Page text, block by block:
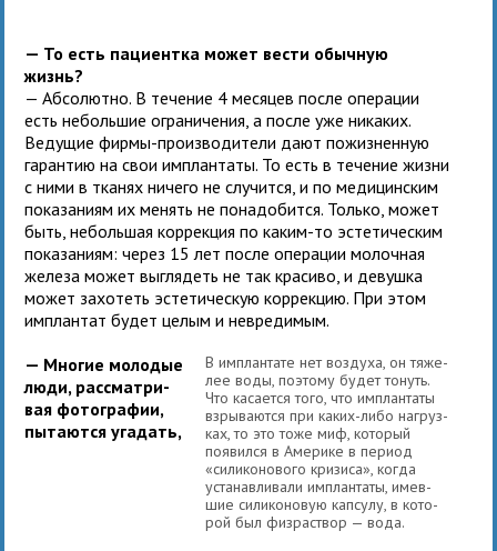
— То есть паци­ентка может вести обыч­ную
жизнь?
— Абсолютно. В тече­ние 4 меся­цев после опе­ра­ции
есть неболь­шие огра­ни­че­ния, а после уже ника­ких.
Ведущие фирмы-про­из­во­ди­тели дают пожиз­нен­ную
гаран­тию на свои имплан­таты. То есть в тече­ние жизни
с ними в тка­нях ничего не слу­чится, и по меди­цин­ским
пока­за­ниям их менять не пона­до­бится. Только, может
быть, неболь­шая кор­рек­ция по каким-то эсте­ти­че­ским
пока­за­ниям: через 15 лет после опе­ра­ции молоч­ная
железа может выгля­деть не так кра­сиво, и девушка
может захо­теть эсте­ти­че­скую кор­рек­цию. При этом
имплан­тат будет целым и невредимым.
В имплан­тате нет воз­духа, он тяже­
лее воды, поэтому будет тонуть.
Что каса­ется того, что имплан­таты
взры­ва­ются при каких-либо нагруз­
ках, то это тоже миф, кото­рый
появился в Америке в период
«сили­ко­но­вого кри­зиса», когда
уста­нав­ли­вали имплан­таты, имев­
шие сили­ко­но­вую кап­сулу, в кото­
рой был физ­рас­твор — вода.
— Многие моло­дые
люди, рас­смат­ри­
вая фото­гра­фии,
пыта­ются уга­дать,